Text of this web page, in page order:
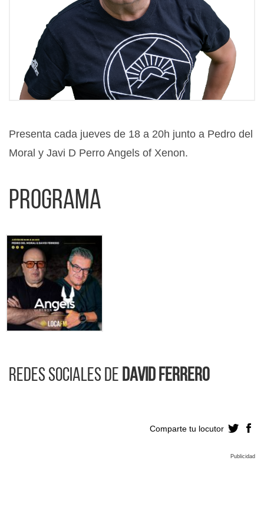
Presenta cada jueves de 18 a 20h junto a Pedro del
Moral y Javi D Perro Angels of Xenon.
Programa
Redes sociales de David Ferrero
Comparte tu locutor
Publicidad